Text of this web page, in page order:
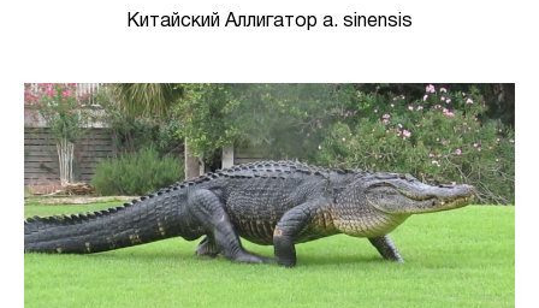
Китайский Аллигатор a. sinensis